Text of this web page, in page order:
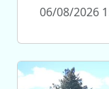
06/08/2026